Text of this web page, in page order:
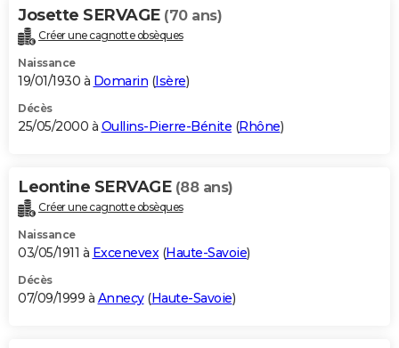
Josette SERVAGE (70 ans)
Créer une cagnotte obsèques
Naissance
19/01/1930 à Domarin (Isère)
Décès
25/05/2000 à Oullins-Pierre-Bénite (Rhône)
Leontine SERVAGE (88 ans)
Créer une cagnotte obsèques
Naissance
03/05/1911 à Excenevex(Haute-Savoie)
Décès
07/09/1999 à Annecy(Haute-Savoie)